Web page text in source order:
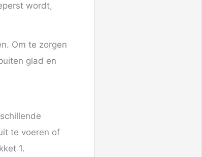
wordt,
Om te zorgen
glad en
te voeren of
1.